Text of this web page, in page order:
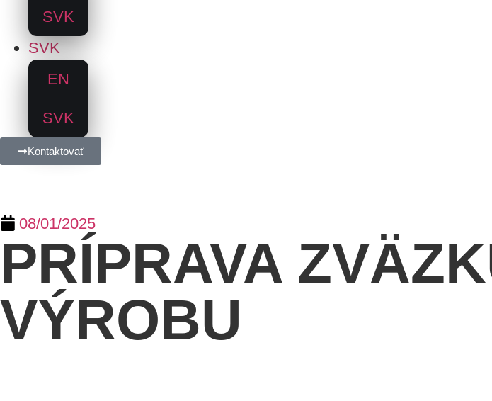
SVK
SVK
EN
SVK
Kontaktovať
08/01/2025
PRÍPRAVA
VÝROBU